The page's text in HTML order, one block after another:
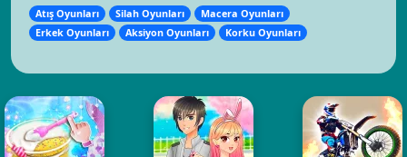
Atış Oyunları Silah Oyunları
Macera Oyunları
Erkek Oyunları
Aksiyon Oyunları Korku Oyunları